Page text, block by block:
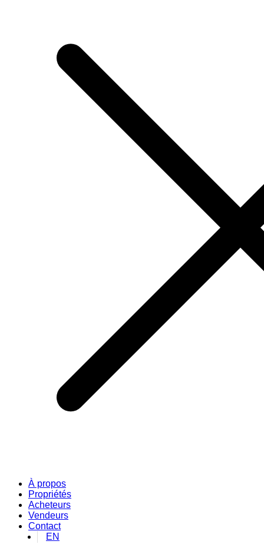
À propos
Propriétés
Acheteurs
Vendeurs
Contact
EN